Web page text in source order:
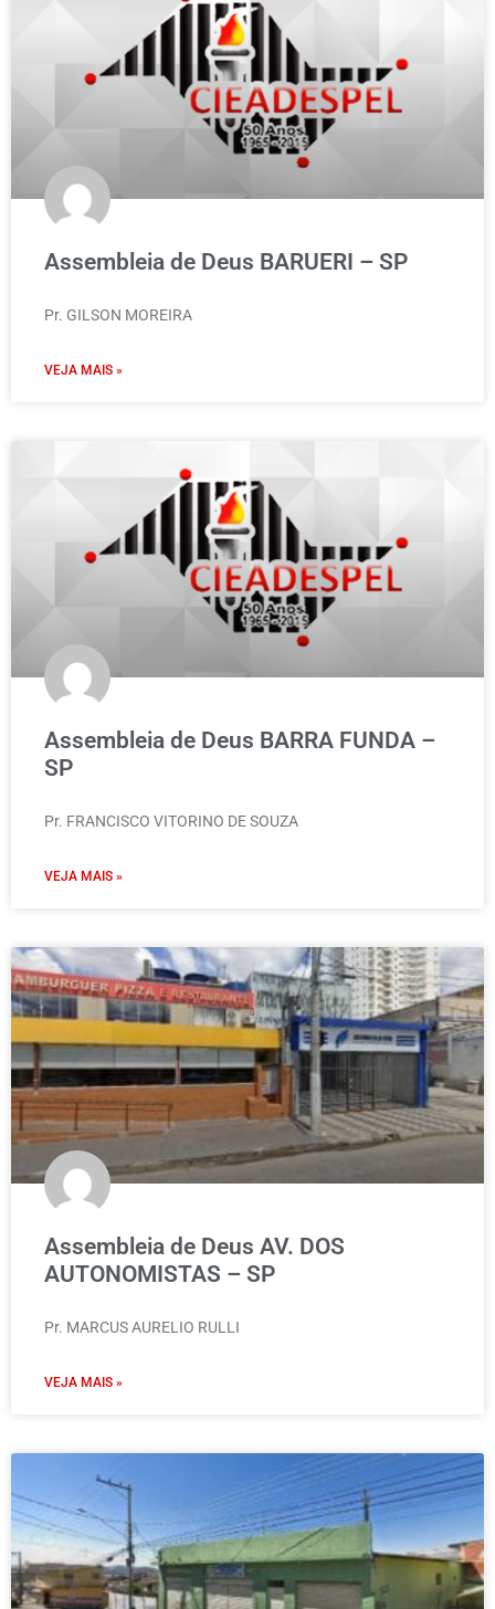
Assembleia de Deus BARUERI – SP
Pr. GILSON MOREIRA
VEJA MAIS »
Assembleia de Deus BARRA FUNDA –
SP
Pr. FRANCISCO VITORINO DE SOUZA
VEJA MAIS »
Assembleia de Deus AV. DOS
AUTONOMISTAS – SP
Pr. MARCUS AURELIO RULLI
VEJA MAIS »